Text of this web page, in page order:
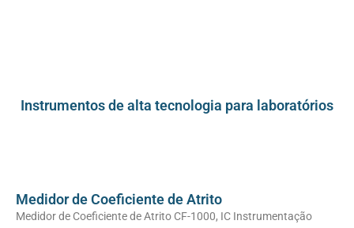
Instrumentos de alta tecnologia para laboratórios
Medidor de Coeficiente de Atrito
Medidor de Coeficiente de Atrito CF-1000, IC Instrumentação